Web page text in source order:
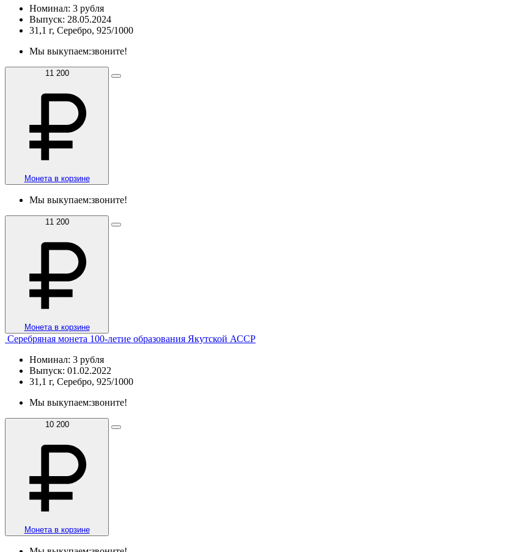
Номинал: 3 рубля
Выпуск: 28.05.2024
31,1 г, Серебро, 925/1000
Мы выкупаем:звоните!
11 200
Монета в корзине
Мы выкупаем:звоните!
11 200
Монета в корзине
Серебряная монета 100-летие образования Якутской АССР
Номинал: 3 рубля
Выпуск: 01.02.2022
31,1 г, Серебро, 925/1000
Мы выкупаем:звоните!
10 200
Монета в корзине